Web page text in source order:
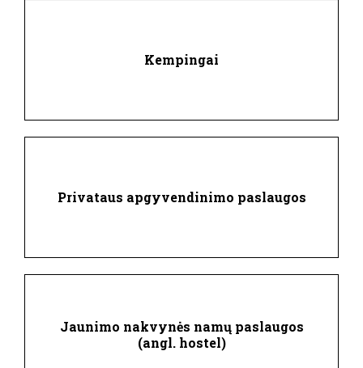
Kempingai
Privataus apgyvendinimo paslaugos
Jaunimo nakvynės namų paslaugos
(angl. hostel)